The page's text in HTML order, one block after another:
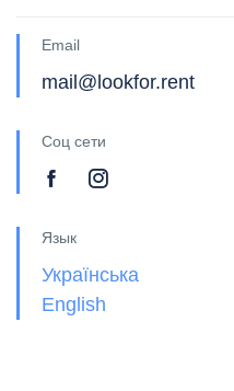
Email
mail@lookfor.rent
Соц сети
Язык
Українська
English